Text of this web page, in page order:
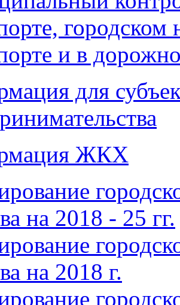
городском
и в
для
ЖКХ
на 2018 - 25 гг.
на 2018 г.